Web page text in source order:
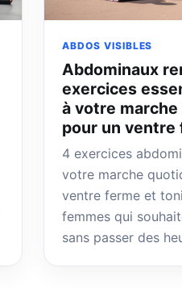
ABDOS VISIBLES
Abdominaux
exercices
à votre
pour un
4 exercices
votre marche
ventre ferme et
femmes qui
sans passer des